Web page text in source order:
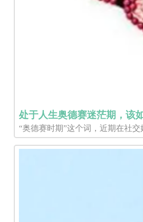
处于人生奥德赛迷茫期，该
“奥德赛时期”这个词，近期在社